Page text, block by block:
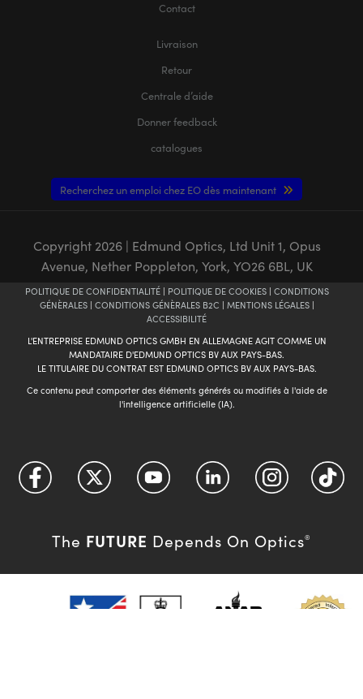
Contact
Livraison
Retour
Centrale d’aide
Donner feedback
catalogues
Recherchez un emploi chez EO dès maintenant
Copyright 2026| Edmund Optics, Ltd Unit 1, Opus
Avenue, Nether Poppleton, York, YO26 6BL, UK
POLITIQUE DE CONFIDENTIALITÉ| POLITIQUE DE COOKIES| CONDITIONS
GÉNÈRALES| CONDITIONS GÉNÈRALES B2C | MENTIONS LÉGALES|
ACCESSIBILITÉ
L'ENTREPRISE EDMUND OPTICS GMBH EN ALLEMAGNE AGIT COMME UN
MANDATAIRE D'EDMUND OPTICS BV AUX PAYS-BAS.
LE TITULAIRE DU CONTRAT EST EDMUND OPTICS BV AUX PAYS-BAS.
Ce contenu peut comporter des éléments générés ou modifiés à l'aide de
l'intelligence artificielle (IA).
The FUTURE Depends On Optics®